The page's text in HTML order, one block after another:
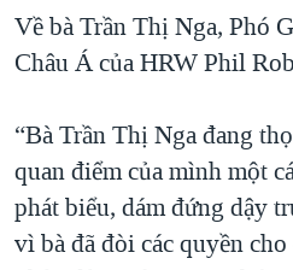
Về bà Trần Thị Nga, Phó
Châu Á của HRW Phil
“Bà Trần Thị Nga đang
quan điểm của mình một
phát biểu, dám đứng dậy
vì bà đã đòi các quyền